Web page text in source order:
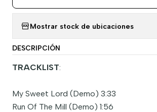
Mostrar stock de ubicaciones
DESCRIPCIÓN
TRACKLIST:
My Sweet Lord (Demo) 3:33
Run Of The Mill (Demo) 1:56